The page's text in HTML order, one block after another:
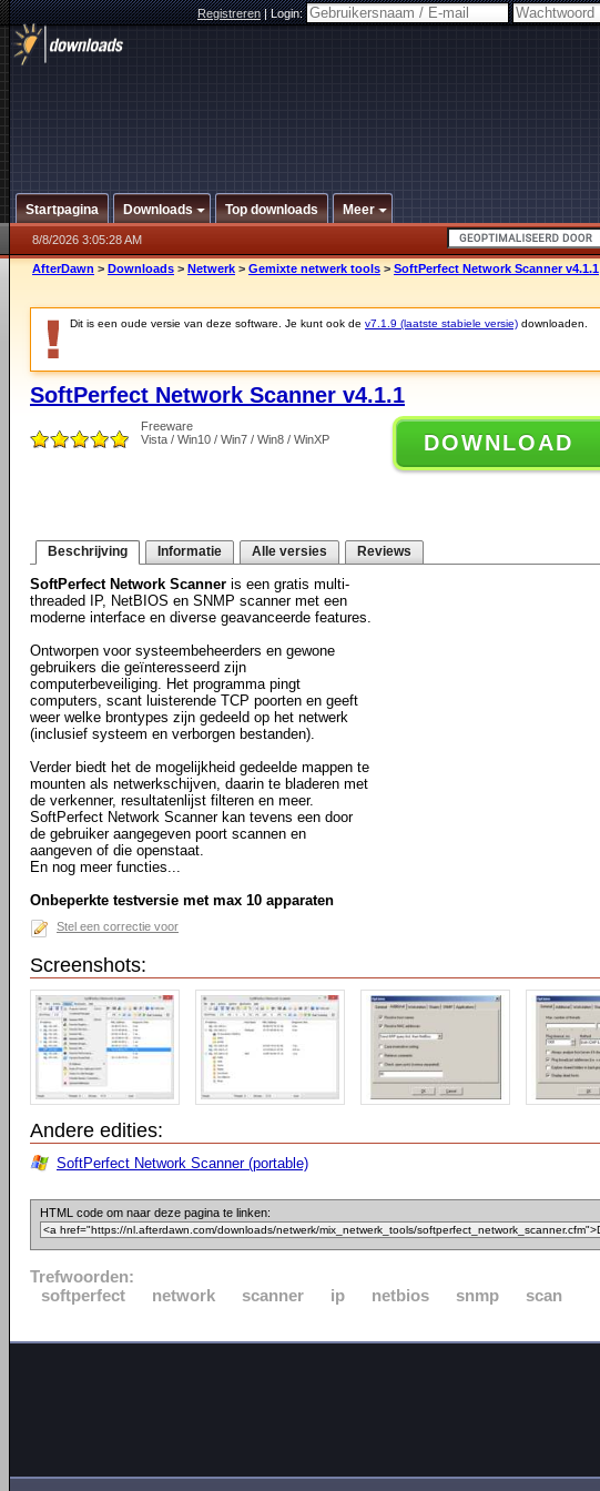
Registreren|Login:
Startpagina Downloads Top downloads Meer
8/8/2026 3:05:28 AM
AfterDawn > Downloads > Netwerk > Gemixte netwerk tools > SoftPerfect Network Scanner v4.1.1
Dit is een oude versie van deze software. Je kunt ook de v7.1.9 (laatste stabiele versie) downloaden.
SoftPerfect Network Scanner v4.1.1
Freeware
Vista / Win10 / Win7 / Win8 / WinXP
DOWNLOAD
Beschrijving Informatie Alle versies Reviews
SoftPerfect Network Scanner is een gratis multi-
threaded IP, NetBIOS en SNMP scanner met een
moderne interface en diverse geavanceerde features.
Ontworpen voor systeembeheerders en gewone
gebruikers die geïnteresseerd zijn
computerbeveiliging. Het programma pingt
computers, scant luisterende TCP poorten en geeft
weer welke brontypes zijn gedeeld op het netwerk
(inclusief systeem en verborgen bestanden).
Verder biedt het de mogelijkheid gedeelde mappen te
mounten als netwerkschijven, daarin te bladeren met
de verkenner, resultatenlijst filteren en meer.
SoftPerfect Network Scanner kan tevens een door
de gebruiker aangegeven poort scannen en
aangeven of die openstaat.
En nog meer functies...
Onbeperkte testversie met max 10 apparaten
Stel een correctie voor
Screenshots:
Andere edities:
SoftPerfect Network Scanner (portable)
HTML code om naar deze pagina te linken:
Trefwoorden:
softperfect
network scanner ip netbios snmp scan